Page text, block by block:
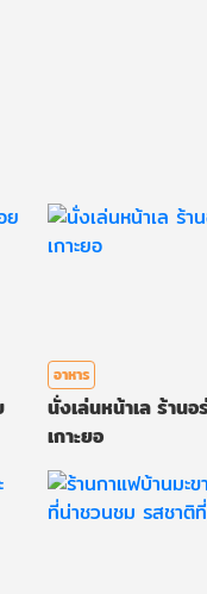
อาหาร
นั่งเล่นหน้าเล ร้านอ
เกาะยอ